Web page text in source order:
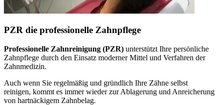
PZR die professionelle Zahnpflege
Professionelle Zahnreinigung (PZR) unterstützt Ihre persönliche
Zahnpflege durch den Einsatz moderner Mittel und Verfahren der
Zahnmedizin.
Auch wenn Sie regelmäßig und gründlich Ihre Zähne selbst
reinigen, kommt es immer wieder zur Ablagerung und Anreicherung
von hartnäckigem Zahnbelag.